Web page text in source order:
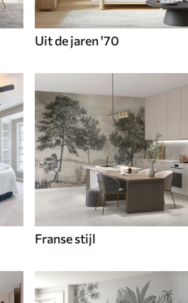
Uit de jaren '70
Franse stijl